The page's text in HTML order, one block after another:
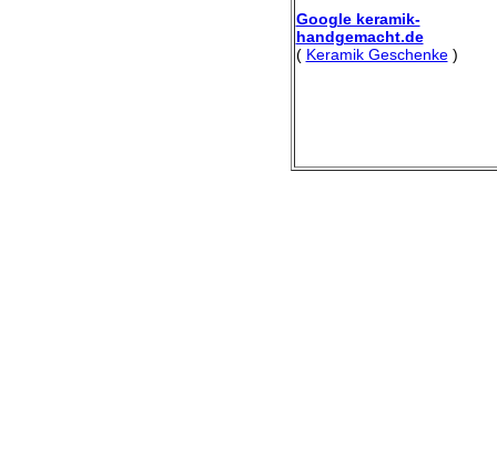
Google keramik-
handgemacht.de
( Keramik Geschenke)